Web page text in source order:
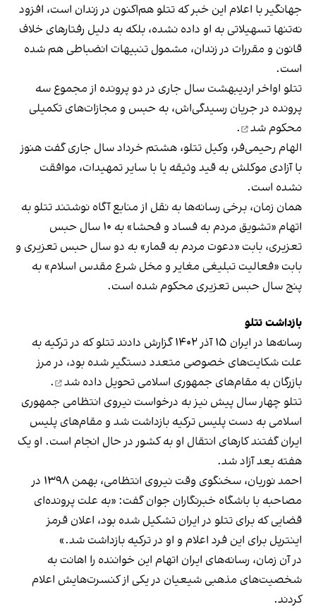
جهانگیر با اعلام این خبر که تتلو هم‌اکنون در زندان است، افزود
نه‌تنها تسهیلاتی به او داده نشده، بلکه به دلیل رفتارهای خلاف
قانون و مقررات در زندان، مشمول تنبیهات انضباطی هم شده
است.
تتلو اواخر اردیبهشت سال جاری در دو پرونده از مجموع سه
پرونده در جریان رسیدگی‌اش، به حبس‌ و مجازات‌های تکمیلی
محکوم شد
.
الهام رحیمی‌فر، وکیل تتلو، هشتم خرداد سال جاری گفت هنوز
با آزادی موکلش به قید وثیقه یا با سایر تمهیدات، موافقت
نشده است.
همان زمان، برخی رسانه‌ها به نقل از منابع آگاه نوشتند تتلو به
اتهام «تشویق مردم به فساد و فحشا» به ۱۰ سال حبس
تعزیری، بابت «دعوت مردم به قمار» به دو سال حبس تعزیری و
بابت «فعالیت تبلیغی مغایر و مخل شرع مقدس اسلام» به
پنج سال حبس تعزیری محکوم شده است.
بازداشت تتلو
رسانه‌ها در ایران ۱۵ آذر ۱۴۰۲ گزارش دادند تتلو که در ترکیه به
علت شکایت‌های خصوصی متعدد دستگیر شده بود، در مرز
بازرگان به مقام‌های جمهوری اسلامی تحویل داده شد
.
تتلو چهار سال پیش نیز به درخواست نیروی انتظامی جمهوری
اسلامی به دست پلیس ترکیه بازداشت شد و مقام‌های پلیس
ایران گفتند کارهای انتقال او به کشور در حال انجام است. او یک
هفته بعد آزاد شد.
احمد نوریان،‌ سخنگوی وقت نیروی انتظامی،‌ بهمن‌ ۱۳۹۸ در
مصاحبه با باشگاه خبرنگاران جوان گفت: «به علت پرونده‌ای
قضایی که برای تتلو در ایران تشکیل شده بود،‌ اعلان قرمز
اینترپل برای این فرد اعلام و او در ترکیه بازداشت شد.»
در آن زمان، رسانه‌های ایران اتهام این خواننده را اهانت به
شخصیت‌های مذهبی شیعیان در یکی از کنسرت‌هایش اعلام
کردند.